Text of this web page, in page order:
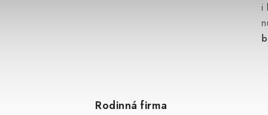
i
Rodinná firma